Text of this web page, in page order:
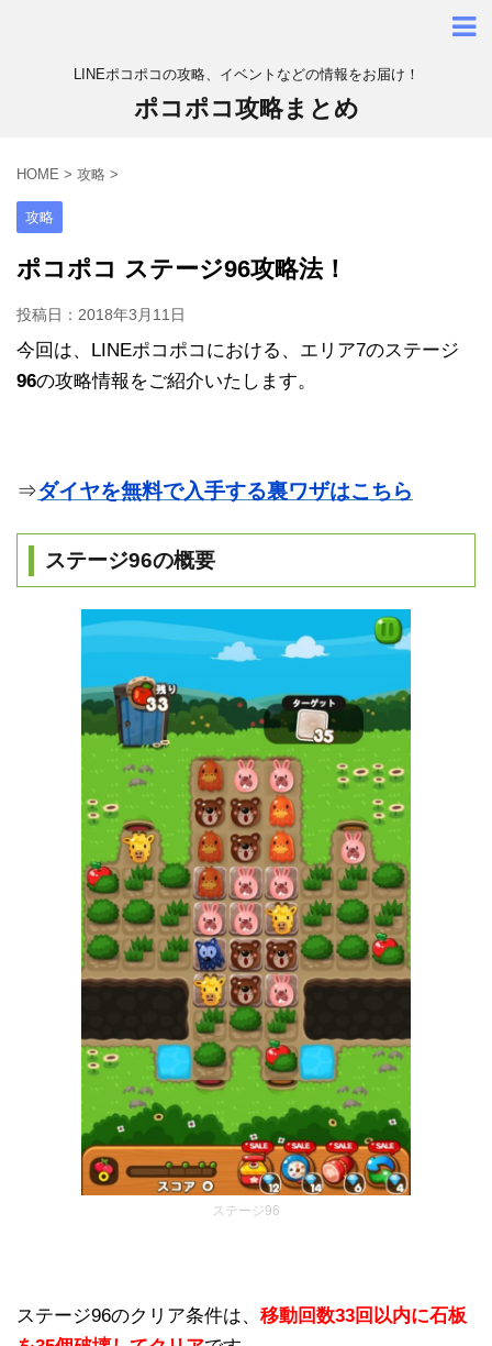
LINEポコポコの攻略、イベントなどの情報をお届け！
ポコポコ攻略まとめ
HOME > 攻略 >
攻略
ポコポコ ステージ96攻略法！
投稿日： 2018年3月11日
今回は、LINEポコポコにおける、エリア7のステージ
96の攻略情報をご紹介いたします。
⇒ダイヤを無料で入手する裏ワザはこちら
ステージ96の概要
ステージ96
ステージ96のクリア条件は、 移動回数33回以内に石板